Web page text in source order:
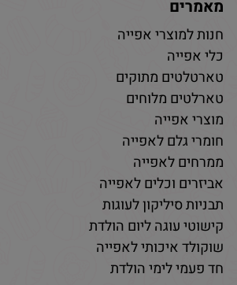
מאמרים
חנות למוצרי אפייה
כלי אפייה
טארטלטים מתוקים
טארלטים מלוחים
מוצרי אפייה
חומרי גלם לאפייה
ממרחים לאפייה
אביזרים וכלים לאפייה
תבניות סיליקון לעוגות
קישוטי עוגה ליום הולדת
שוקולד איכותי לאפייה
חד פעמי לימי הולדת